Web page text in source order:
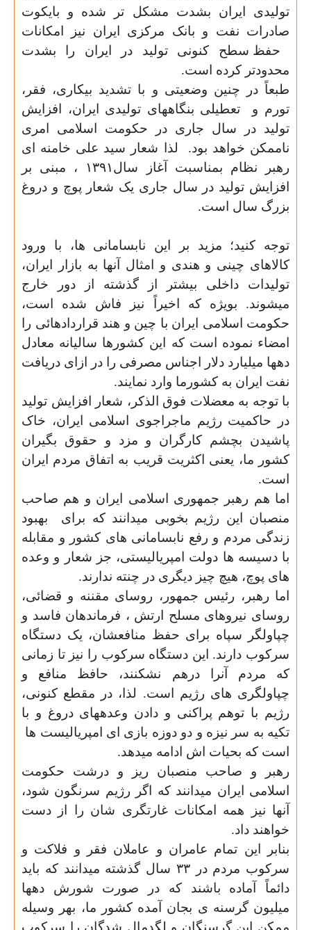
تولیدی ایران بشدت مشکل تر شده و بایکوت
صادرات نفت و بانک مرکزی ایران نیز امکانات
حفظ سطح کنونی تولید در ایران را بشدت
محدودتر کرده است.
طبعاً در چنین وضعیتی و با تشدید بیکاری، فقر،
تورم و
تعطیلی بنگاههای تولیدی ایران، افزایش
تولید در سال جاری در حکومت اسلامی امری
ناممکن خواهد بود.
لذا شعار
سید علی خامنه ای
رهبر نظام بمناسبت آغاز سال۱۳۹۱
، مبنی بر
افزایش تولید در سال جاری یک شعار پوچ و دروغ
بزرگ سال است.
توجه کنید؛ مزید بر این نابسامانی ها، با ورود
کالاهای چینی و هندی و امثال آنها به بازار ایران،
تولیدات داخلی بیشتر از گذشته از دور خارج
میشوند. بویژه که اخیراً نیز فاش شده است،
حکومت اسلامی ایران با چین و هند قراردادهائی را
امضاء نموده است که این کشورها سالیانه معادل
دهها میلیارد دلار اجناس مصرفی را در ازای دریافت
نفت ایران به کشورما وارد نمایند.
با توجه به معضلات فوق الذکر، شعار افزایش تولید
در حاکمیت رژیم ماجراجوی اسلامی ایران، خاک
پاشیدن بچشم کارگران و مزد و حقوق بگیران
کشور ما، یعنی اکثریت قریب به اتفاق مردم ایران
است.
اما هم رهبر جمهوری اسلامی ایران و هم صاحب
منصبان این رژیم بخوبی میدانند که برای
بهبود
زندگی مردم و رفع نابسامانی های کشور و مقابله
با دسیسه ها دولت امپریالیستی، جز شعار و وعده
های پوچ، هیچ چیز دیگری در چنته ندارند.
اما رهبر، رئیس جمهور، روسای مقننه و قضائی،
روسای نیروهای مسلح ارتش ، فرماندهان فاسد و
چپاولگر سپاه برای حفظ منافعشان، یک دستگاه
سرکوب دارند. این دستگاه سرکوب را نیز تا زمانی
که مردم آنرا درهم نشکنند، حافظ منافع و
چپاولگری های رژیم است. لذا، در مقطع کنونی،
رژیم با توهم پراکنی و دادن وعدههای دروغ و با
تکیه به سر نیزه و دو دوزه بازی ای امپریالیست ها
است که بحیات اش ادامه میدهد.
رهبر و صاحب منصبان ریز و درشت حکومت
اسلامی ایران میدانند که اگر رژیم سرنگون شود،
آنها نیز همه امکانات غارتگری شان را از دست
خواهند داد.
بنابر این تمام عامران و عاملان فقر و فلاکت و
سرکوب مردم در۳۳ سال گذشته میدانند که باید
دائماً آماده باشند که در صورت شورش دهها
میلیون گرسنه ی بجان آمده کشور ما، بهر وسیله
ممکن این گرسنگان و لگدمال شدگان را سرکوب